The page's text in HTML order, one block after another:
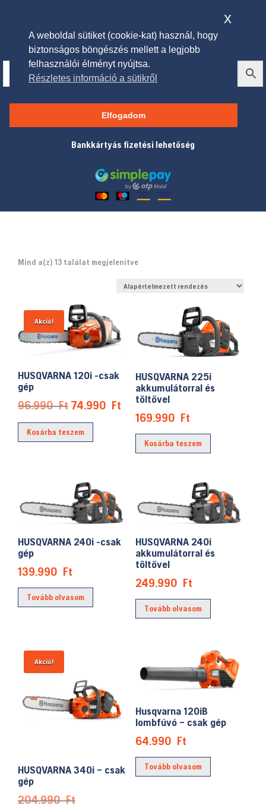
Utolsó darabok
Bankkártyás fizetési lehetőség
Mind a(z) 13 találat megjelenítve
Akció!
HUSQVARNA 120i -csak
gép
96.990Ft Original
price
was:
74.990 Ft Current
price
74.990 Ft.
Kosárba teszem
HUSQVARNA 225i
akkumulátorral és
töltővel
169.990 Ft
Kosárba teszem
HUSQVARNA 240i -csak
gép
139.990 Ft
Tovább olvasom
HUSQVARNA 240i
akkumulátorral és
töltővel
249.990 Ft
Tovább olvasom
Akció!
HUSQVARNA 340i – csak
gép
204.990FtOriginal
Husqvarna 120iB
lombfúvó – csak gép
64.990 Ft
Tovább olvasom
A weboldal sütiket (cookie-kat) használ, hogy
biztonságos böngészés mellett a legjobb
felhasználói élményt nyújtsa.
Részletes információ a sütikről
Elfogadom
x